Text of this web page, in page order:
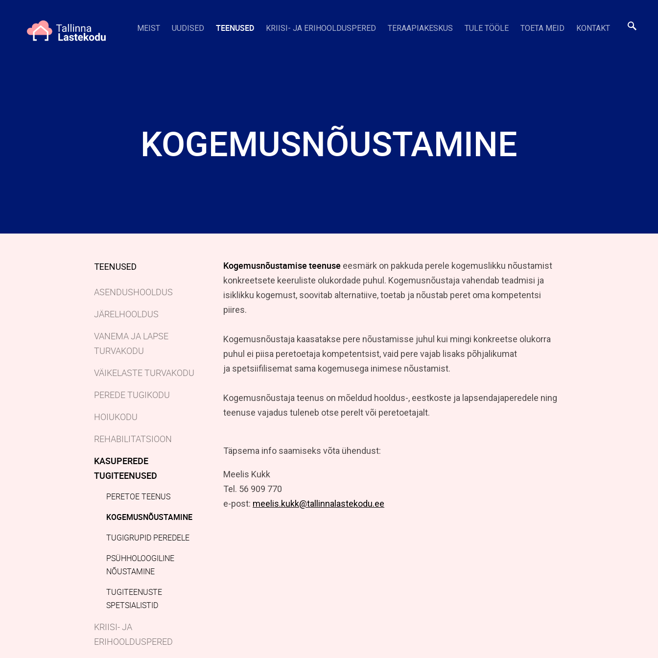
MEIST UUDISED TEENUSED KRIISI- JA ERIHOOLDUSPERED TERAAPIAKESKUS TULE TÖÖLE TOETA MEID KONTAKT
KOGEMUSNÕUSTAMINE
TEENUSED
ASENDUSHOOLDUS
JÄRELHOOLDUS
VANEMA JA LAPSE
TURVAKODU
VÄIKELASTE TURVAKODU
PEREDE TUGIKODU
HOIUKODU
REHABILITATSIOON
KASUPEREDE
TUGITEENUSED
PERETOE TEENUS
KOGEMUSNÕUSTAMINE
TUGIGRUPID PEREDELE
PSÜHHOLOOGILINE
NÕUSTAMINE
TUGITEENUSTE
SPETSIALISTID
KRIISI- JA
ERIHOOLDUSPERED
Kogemusnõustamise teenuse eesmärk on pakkuda perele kogemuslikku nõustamist
konkreetsete keeruliste olukordade puhul. Kogemusnõustaja vahendab teadmisi ja
isiklikku kogemust, soovitab alternatiive, toetab ja nõustab peret oma kompetentsi
piires.
Kogemusnõustaja kaasatakse pere nõustamisse juhul kui mingi konkreetse olukorra
puhul ei piisa peretoetaja kompetentsist, vaid pere vajab lisaks põhjalikumat
ja spetsiifilisemat sama kogemusega inimese nõustamist.
Kogemusnõustaja teenus on mõeldud hooldus-, eestkoste ja lapsendajaperedele ning
teenuse vajadus tuleneb otse perelt või peretoetajalt.
Täpsema info saamiseks võta ühendust:
Meelis Kukk
Tel. 56 909 770
e-post: meelis.kukk@tallinnalastekodu.ee